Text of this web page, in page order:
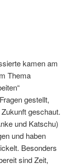
kamen am
Thema
gestellt,
geschaut.
und Katschu)
und haben
Besonders
sind Zeit,